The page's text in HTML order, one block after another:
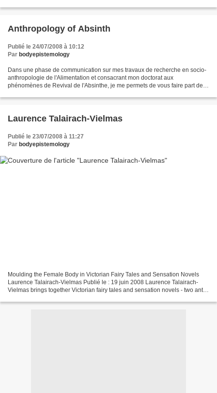
Anthropology of Absinth
Publié le 24/07/2008 à 10:12
Par bodyepistemology
Dans une phase de communication sur mes travaux de recherche en socio-
anthropologie de l'Alimentation et consacrant mon doctorat aux
phénomènes de Revival de l'Absinthe, je me permets de vous faire part de
Laurence Talairach-Vielmas
Publié le 23/07/2008 à 11:27
Par bodyepistemology
Moulding the Female Body in Victorian Fairy Tales and Sensation Novels
Laurence Talairach-Vielmas Publié le : 19 juin 2008 Laurence Talairach-
Vielmas brings together Victorian fairy tales and sensation novels - two anti-